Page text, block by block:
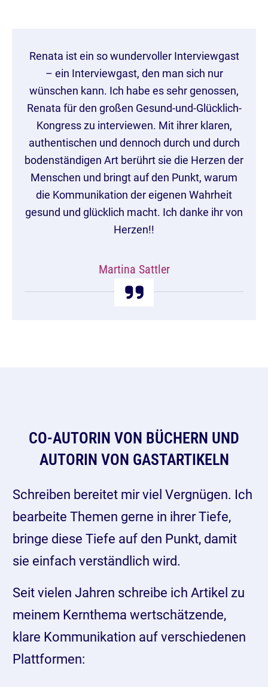
Renata ist ein so wundervoller Interviewgast
– ein Interviewgast, den man sich nur
wünschen kann. Ich habe es sehr genossen,
Renata für den großen Gesund-und-Glücklich-
Kongress zu interviewen. Mit ihrer klaren,
authentischen und dennoch durch und durch
bodenständigen Art berührt sie die Herzen der
Menschen und bringt auf den Punkt, warum
die Kommunikation der eigenen Wahrheit
gesund und glücklich macht. Ich danke ihr von
Herzen!!
Martina Sattler
CO-AUTORIN VON BÜCHERN UND
AUTORIN VON GASTARTIKELN
Schreiben bereitet mir viel Vergnügen. Ich
bearbeite Themen gerne in ihrer Tiefe,
bringe diese Tiefe auf den Punkt, damit
sie einfach verständlich wird.
Seit vielen Jahren schreibe ich Artikel zu
meinem Kernthema wertschätzende,
klare Kommunikation auf verschiedenen
Plattformen: